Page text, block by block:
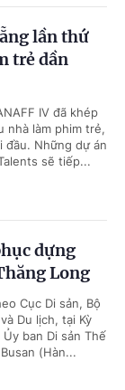
lần thứ
trẻ dần
IV đã khép
nhà làm phim trẻ,
đầu. Những dự án
sẽ tiếp...
dựng
Long
Cục Di sản, Bộ
Du lịch, tại Kỳ
ban Di sản Thế
(Hàn...